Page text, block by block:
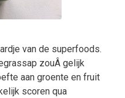
van de superfoods.
zouÂ gelijk
aan groente en fruit
scoren qua